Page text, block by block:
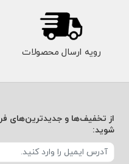
رویه ارسال محصولات
از تخفیف‌ها و جدیدترین‌های
شوید: